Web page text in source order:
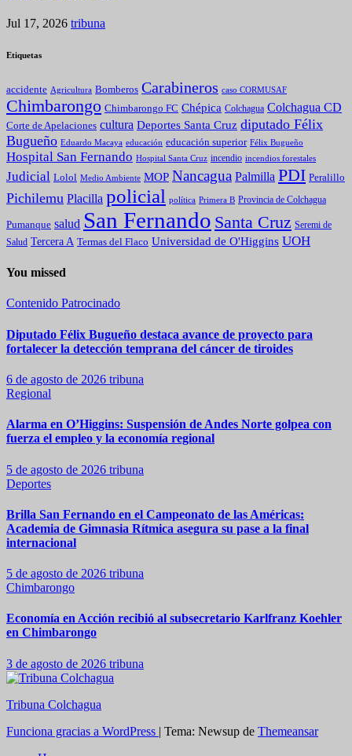
Jul 17, 2026 tribuna
Etiquetas
accidente Agricultura Bomberos Carabineros caso CORMUSAF
Chimbarongo Chimbarongo FC Chépica Colchagua Colchagua CD
Corte de Apelaciones cultura Deportes Santa Cruz diputado Félix
Bugueño Eduardo Macaya educación educación superior Félix Bugueño
Hospital San Fernando Hospital Santa Cruz incendio incendios forestales
Judicial Lolol Medio Ambiente MOP Nancagua Palmilla PDI Peralillo
Pichilemu Placilla policial política Primera B Provincia de Colchagua
Pumanque salud San Fernando Santa Cruz Seremi de
Salud Tercera A Termas del Flaco Universidad de O'Higgins UOH
You missed
Contenido Patrocinado
Diputado Félix Bugueño destaca avance de proyecto para
fortalecer la detección temprana del cáncer de tiroides
6 de agosto de 2026 tribuna
Regional
Alarma en O’Higgins: Suspensión de Andes Norte golpea con
fuerza el empleo y la economía regional
5 de agosto de 2026 tribuna
Deportes
Brilla San Fernando en el Campeonato de las Américas:
Academia de Gimnasia Rítmica asegura su pase a la final
internacional
5 de agosto de 2026 tribuna
Chimbarongo
Economía en Acción recibió al subsecretario Karlfranz Koehler
en Chimbarongo
3 de agosto de 2026 tribuna
Tribuna Colchagua
Funciona gracias a WordPress | Tema: Newsup de Themeansar